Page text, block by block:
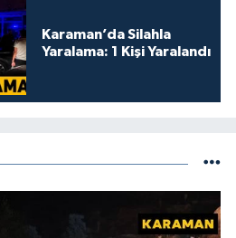
Karaman’da Silahla
Yaralama: 1 Kişi Yaralandı